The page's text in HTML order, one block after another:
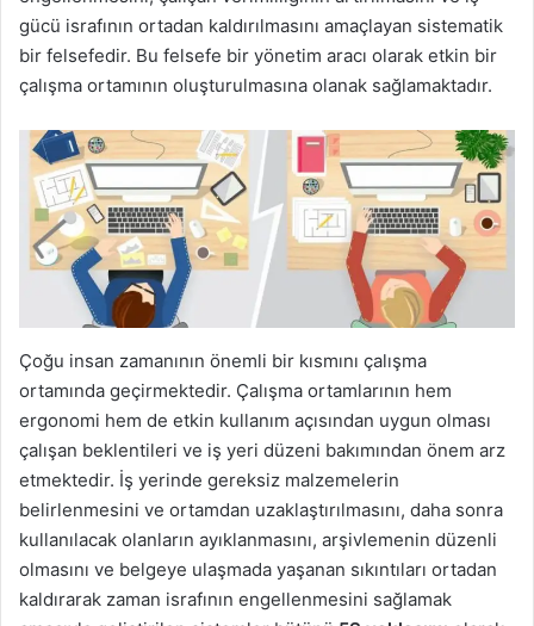
gücü israfının ortadan kaldırılmasını amaçlayan sistematik
bir felsefedir. Bu felsefe bir yönetim aracı olarak etkin bir
çalışma ortamının oluşturulmasına olanak sağlamaktadır.
Çoğu insan zamanının önemli bir kısmını çalışma
ortamında geçirmektedir. Çalışma ortamlarının hem
ergonomi hem de etkin kullanım açısından uygun olması
çalışan beklentileri ve iş yeri düzeni bakımından önem arz
etmektedir. İş yerinde gereksiz malzemelerin
belirlenmesini ve ortamdan uzaklaştırılmasını, daha sonra
kullanılacak olanların ayıklanmasını, arşivlemenin düzenli
olmasını ve belgeye ulaşmada yaşanan sıkıntıları ortadan
kaldırarak zaman israfının engellenmesini sağlamak